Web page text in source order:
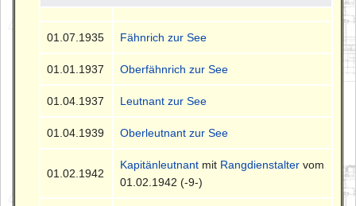
01.07.1935 Fähnrich zur See
01.01.1937 Oberfähnrich zur See
01.04.1937 Leutnant zur See
01.04.1939 Oberleutnant zur See
01.02.1942
Kapitänleutnant mit Rangdienstalter vom
01.02.1942 (-9-)